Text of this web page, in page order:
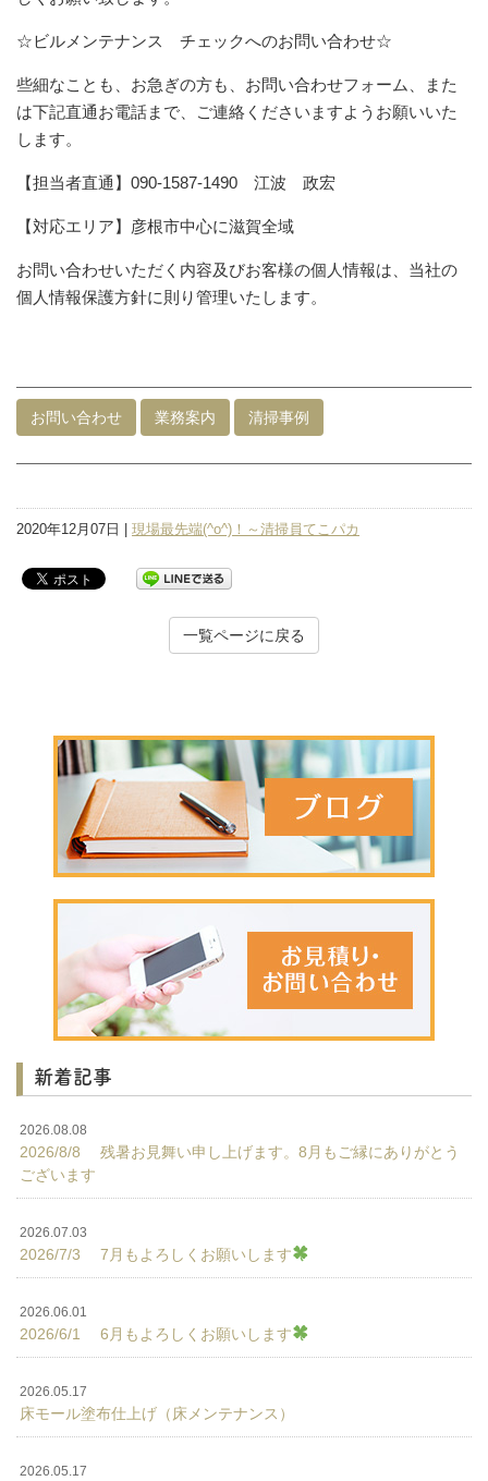
☆ビルメンテナンス チェックへのお問い合わせ☆
些細なことも、お急ぎの方も、お問い合わせフォーム、また
は下記直通お電話まで、ご連絡くださいますようお願いいた
します。
【担当者直通】090-1587-1490 江波 政宏
【対応エリア】彦根市中心に滋賀全域
お問い合わせいただく内容及びお客様の個人情報は、当社の
個人情報保護方針に則り管理いたします。
お問い合わせ 業務案内 清掃事例
2020年12月07日 | 現場最先端(^o^)！～清掃員てこパカ
一覧ページに戻る
新着記事
2026.08.08
2026/8/8 残暑お見舞い申し上げます。8月もご縁にありがとう
ございます
2026.07.03
2026/7/3 7月もよろしくお願いします
2026.06.01
2026/6/1 6月もよろしくお願いします
2026.05.17
床モール塗布仕上げ（床メンテナンス）
2026.05.17